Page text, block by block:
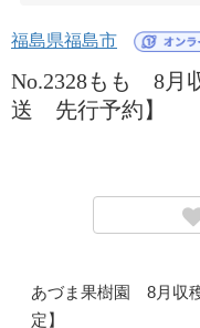
福島県福島市
No.2328もも 8月
送 先行予約】
あづま果樹園 8月収
定】